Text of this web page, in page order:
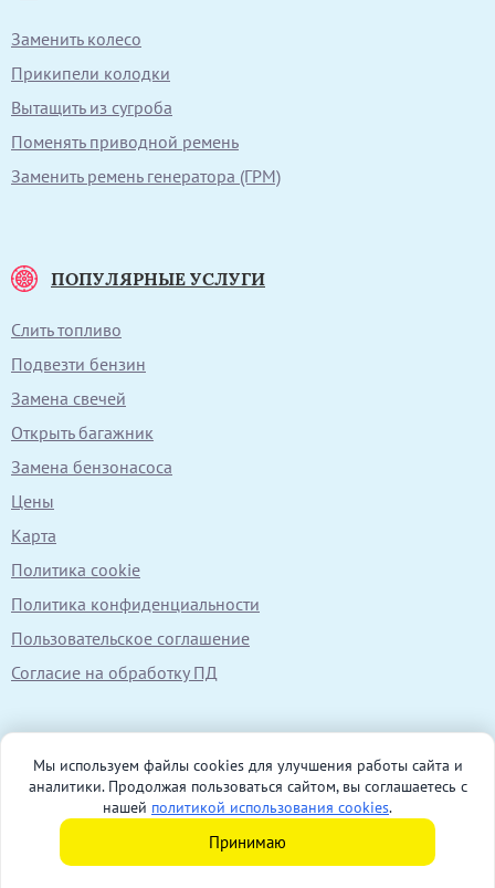
Заменить колесо
Прикипели колодки
Вытащить из сугроба
Поменять приводной ремень
Заменить ремень генератора (ГРМ)
ПОПУЛЯРНЫЕ УСЛУГИ
Слить топливо
Подвезти бензин
Замена свечей
Открыть багажник
Замена бензонасоса
Цены
Карта
Политика cookie
Политика конфиденциальности
Пользовательское соглашение
Согласие на обработку ПД
Мы используем файлы cookies для улучшения работы сайта и
аналитики. Продолжая пользоваться сайтом, вы соглашаетесь с
нашей политикой использования cookies.
Принимаю